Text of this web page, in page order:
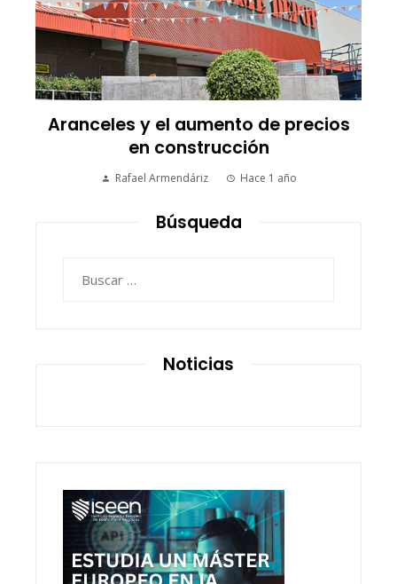
Aranceles y el aumento de precios
en construcción
Rafael Armendáriz Hace 1 año
Búsqueda
Noticias